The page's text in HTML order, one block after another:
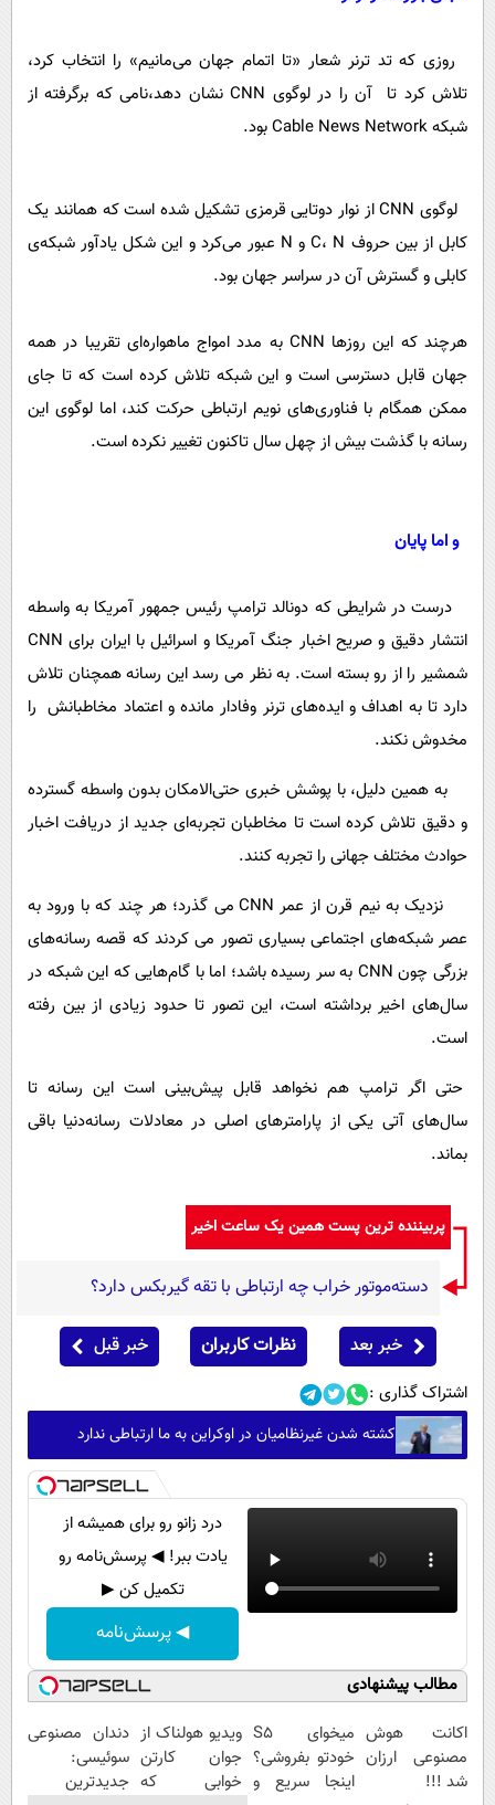
روزی که تد ترنر شعار «تا اتمام جهان می‌مانیم» را انتخاب کرد،
تلاش کرد تا آن را در لوگوی CNN نشان دهد،نامی که برگرفته از
شبکه Cable News Network بود.
لوگوی CNN از نوار دوتایی قرمزی تشکیل شده است که همانند یک
کابل از بین حروف C، N و N عبور می‌کرد و این شکل یادآور شبکه‌ی
کابلی و گسترش آن در سراسر جهان بود.
هرچند که این روزها CNN به مدد امواج ماهواره‌ای تقریبا در همه
جهان قابل دسترسی است و این شبکه تلاش کرده است که تا جای
ممکن همگام با فناوری‌های نویم ارتباطی حرکت کند، اما لوگوی این
رسانه با گذشت بیش از چهل سال تاکنون تغییر نکرده است.
و اما پایان
درست در شرایطی که دونالد ترامپ رئیس جمهور آمریکا به واسطه
انتشار دقیق و صریح اخبار جنگ آمریکا و اسرائیل با ایران برای CNN
شمشیر را از رو بسته است. به نظر می رسد این رسانه همچنان تلاش
دارد تا به اهداف و ایده‌های ترنر وفادار مانده و اعتماد مخاطبانش را
مخدوش نکند.
به همین دلیل، با پوشش خبری حتی‌الامکان بدون واسطه گسترده
و دقیق تلاش کرده است تا مخاطبان تجربه‌ای جدید از دریافت اخبار
حوادث مختلف جهانی را تجربه کنند.
نزدیک به نیم قرن از عمر CNN می گذرد؛ هر چند که با ورود به
عصر شبکه‌های اجتماعی بسیاری تصور می کردند که قصه رسانه‌های
بزرگی چون CNN به سر رسیده باشد؛ اما با گام‌هایی که این شبکه در
سال‌های اخیر برداشته است، این تصور تا حدود زیادی از بین رفته
است.
حتی اگر ترامپ هم نخواهد قابل پیش‌بینی است این رسانه تا
سال‌های آتی یکی از پارامترهای اصلی در معادلات رسانه‌دنیا باقی
بماند.
پربیننده ترین پست همین یک ساعت اخیر
دسته‌موتور خراب چه ارتباطی با تقه گیربکس دارد؟
خبر بعد نظرات کاربران خبر قبل
اشتراک گذاری :
کشته شدن غیرنظامیان در اوکراین به ما ارتباطی ندارد
درد زانو رو برای همیشه از
یادت ببر! ◀ پرسش‌نامه رو
تکمیل کن ▶
◀ پرسش‌نامه
مطالب پیشنهادی
اکانت هوش
مصنوعی ارزان
شد !!!
میخوای S5
خودتو بفروشی؟
اینجا سریع و
ویدیو هولناک از
جوان کارتن
خوابی که
دندان مصنوعی
سوئیسی:
جدیدترین